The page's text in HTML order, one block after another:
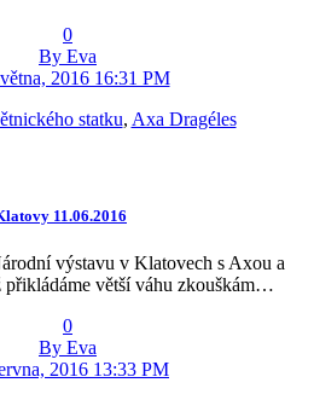
0
By Eva
2016 16:31 PM
statku, Axa Dragéles
11.06.2016
výstavu v Klatovech s Axou a
přikládáme větší váhu zkouškám…
0
By Eva
2016 13:33 PM